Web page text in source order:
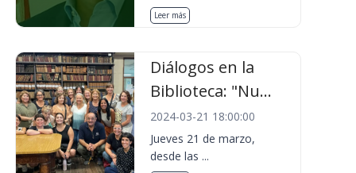
Leer más
Diálogos en la
Biblioteca: "Nu...
2024-03-21 18:00:00
Jueves 21 de marzo,
desde las ...